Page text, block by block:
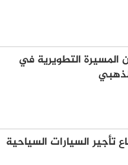
المسيرة التطويرية في
تأجير السيارات السياحية